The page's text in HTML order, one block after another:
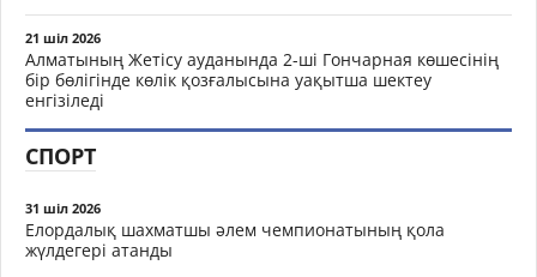
21 шіл 2026
Алматының Жетісу ауданында 2-ші Гончарная көшесінің
бір бөлігінде көлік қозғалысына уақытша шектеу
енгізіледі
СПОРТ
31 шіл 2026
Елордалық шахматшы әлем чемпионатының қола
жүлдегері атанды